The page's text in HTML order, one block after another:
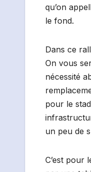
qu’on
le fond.
Dans ce
On vous
nécessité
pour le
un peu de
C’est pour